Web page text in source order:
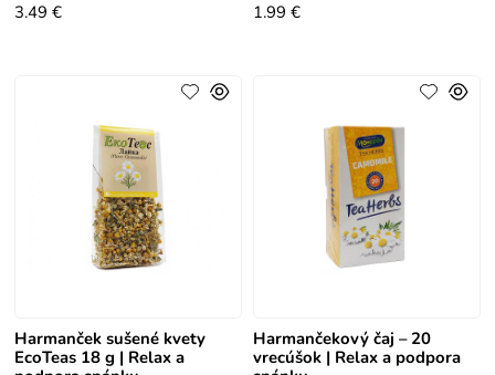
3.49 €
1.99 €
Harmanček sušené kvety
EcoTeas 18 g | Relax a
Harmančekový čaj – 20
vrecúšok | Relax a podpora